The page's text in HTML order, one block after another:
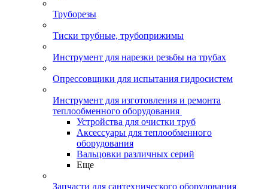
Труборезы
Тиски трубные, трубоприжимы
Инструмент для нарезки резьбы на трубах
Опрессовщики для испытания гидросистем
Инструмент для изготовления и ремонта
теплообменного оборудования
Устройства для очистки труб
Аксессуары для теплообменного
оборудования
Вальцовки различных серий
Еще
Запчасти для сантехнического оборудования